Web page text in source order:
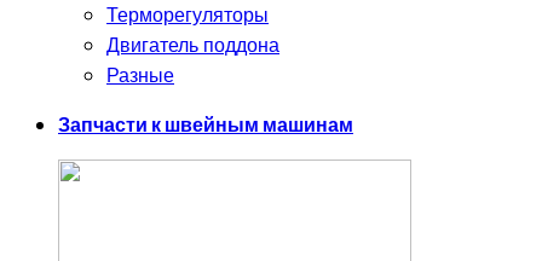
Терморегуляторы
Двигатель поддона
Разные
Запчасти к швейным машинам